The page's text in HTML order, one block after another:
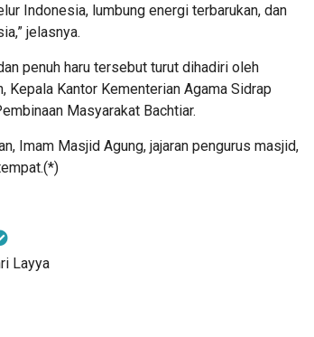
Indonesia, lumbung energi terbarukan, dan
jelasnya.
penuh haru tersebut turut dihadiri oleh
Kepala Kantor Kementerian Agama Sidrap
Masyarakat Bachtiar.
Imam Masjid Agung, jajaran pengurus masjid,
Layya